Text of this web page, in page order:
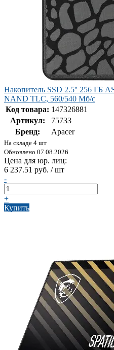
Накопитель SSD 2.5'' 256 ГБ
NAND TLC, 560/540 Мб/с
Код товара: 147326881
Артикул:
75733
Бренд:
Apacer
На складе 4 шт
Обновлено 07.08.2026
Цена для юр. лиц:
6 237.51 руб. / шт
-
+
Купить